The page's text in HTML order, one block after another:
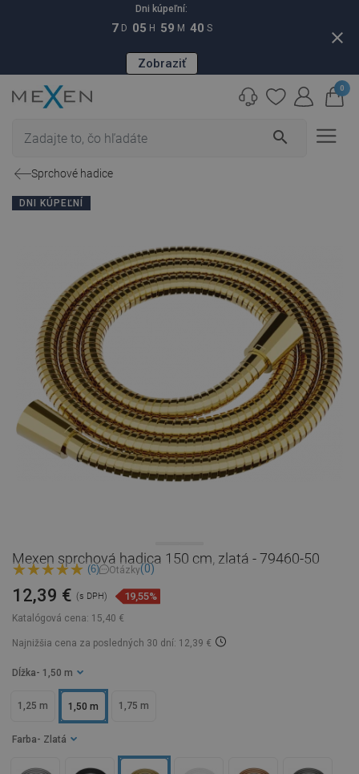
Dni kúpeľní:
7 D 05 H 59 M 39 S
Zobraziť
close
search
0
Sprchové hadice
DNI KÚPEĽNÍ
Mexen sprchová hadica 150 cm, zlatá - 79460-50
(6) Otázky(0)
Katalógová cena: 15,40 €
12,39 € (s DPH) 19,55%
Najnižšia cena za posledných 30 dní: 12,39 €
Dĺžka - 1,50 m
1,25 m 1,50 m 1,75 m
Farba - Zlatá